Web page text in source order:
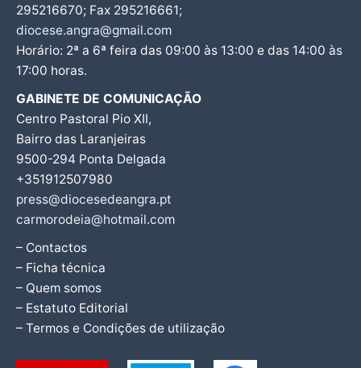
295216670; Fax 295216661;
diocese.angra@gmail.com
Horário: 2ª a 6ª feira das 09:00 às 13:00 e das 14:00 às
17:00 horas.
GABINETE DE COMUNICAÇÃO
Centro Pastoral Pio XII,
Bairro das Laranjeiras
9500-294 Ponta Delgada
+351912507980
press@diocesedeangra.pt
carmorodeia@hotmail.com
– Contactos
– Ficha técnica
– Quem somos
– Estatuto Editorial
– Termos e Condições de utilização